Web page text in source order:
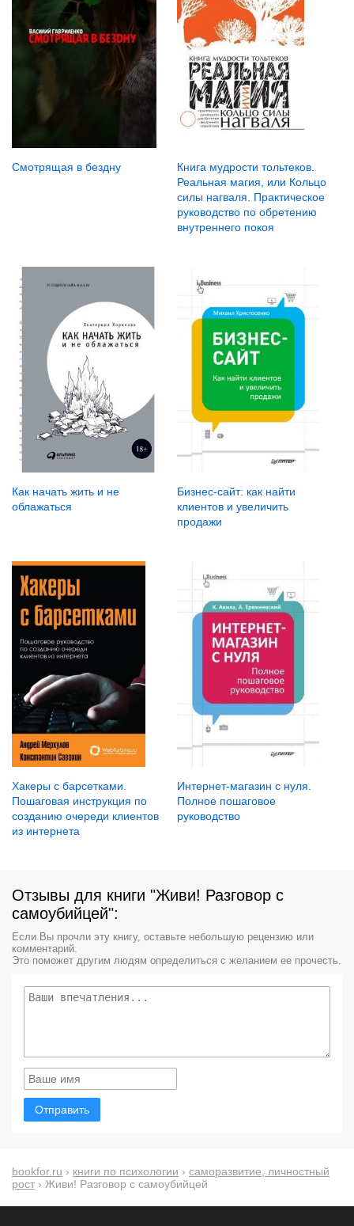
Смотрящая в бездну
Книга мудрости тольтеков.
Реальная магия, или Кольцо
силы нагваля. Практическое
руководство по обретению
внутреннего покоя
Как начать жить и не
облажаться
Бизнес-сайт: как найти
клиентов и увеличить
продажи
Хакеры с барсетками.
Пошаговая инструкция по
созданию очереди клиентов
из интернета
Интернет-магазин с нуля.
Полное пошаговое
руководство
Отзывы для книги "Живи! Разговор с
самоубийцей":
Если Вы прочли эту книгу, оставьте небольшую рецензию или
комментарий.
Это поможет другим людям определиться с желанием ее прочесть.
Отправить
bookfor.ru › книги по психологии › саморазвитие, личностный
рост › Живи! Разговор с самоубийцей